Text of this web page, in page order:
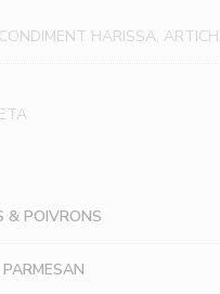
HARISSA,
& POIVRONS